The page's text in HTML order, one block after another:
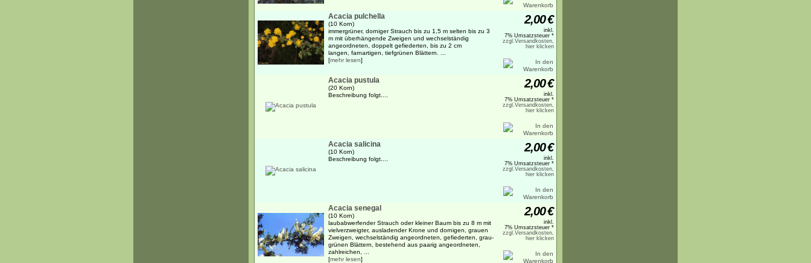
Acacia pulchella
(10 Korn)
immergrüner, dorniger Strauch bis zu 1,5 m selten bis zu 3
m mit überhängende Zweigen und wechselständig
angeordneten, doppelt gefiederten, bis zu 2 cm
langen, farnartigen, tiefgrünen Blättern. ...
[mehr lesen]
2,00€
inkl.
7% Umsatzsteuer *
zzgl.Versandkosten,
hier klicken
Acacia pustula
(20 Korn)
Beschreibung folgt....
2,00€
inkl.
7% Umsatzsteuer *
zzgl.Versandkosten,
hier klicken
Acacia salicina
(10 Korn)
Beschreibung folgt....
2,00€
inkl.
7% Umsatzsteuer *
zzgl.Versandkosten,
hier klicken
Acacia senegal
(10 Korn)
laubabwerfender Strauch oder kleiner Baum bis zu 8 m mit
vielverzweigter, ausladender Krone und dornigen, grauen
Zweigen, wechselständig angeordneten, gefiederten, grau-
grünen Blättern, bestehend aus paarig angeordneten,
zahlreichen, ...
[mehr lesen]
2,00€
inkl.
7% Umsatzsteuer *
zzgl.Versandkosten,
hier klicken